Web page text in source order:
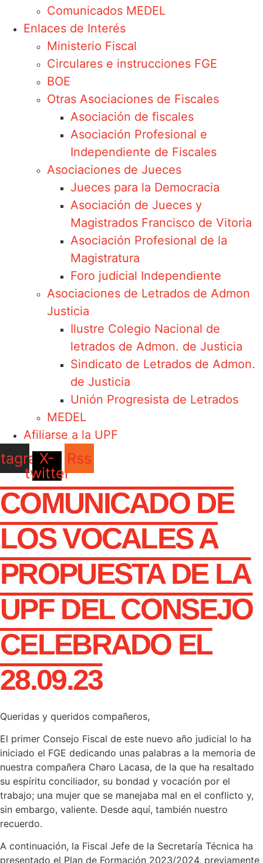
Comunicados MEDEL
Enlaces de Interés
Ministerio Fiscal
Circulares e instrucciones FGE
BOE
Otras Asociaciones de Fiscales
Asociación de fiscales
Asociación Profesional e
Independiente de Fiscales
Asociaciones de Jueces
Jueces para la Democracia
Asociación de Jueces y
Magistrados Francisco de Vitoria
Asociación Profesional de la
Magistratura
Foro judicial Independiente
Asociaciones de Letrados de Admon
Justicia
Ilustre Colegio Nacional de
letrados de Admon. de Justicia
Sindicato de Letrados de Admon.
de Justicia
Unión Progresista de Letrados
MEDEL
Afiliarse a la UPF
X-
twitter
Rss
COMUNICADO DE
LOS VOCALES A
PROPUESTA DE LA
UPF DEL CONSEJO
CELEBRADO EL
28.09.23
Queridas y queridos compañeros,
El primer Consejo Fiscal de este nuevo año judicial lo ha
iniciado el FGE dedicando unas palabras a la memoria de
nuestra compañera Charo Lacasa, de la que ha resaltado
su espíritu conciliador, su bondad y vocación por el
trabajo; una mujer que se manejaba mal en el conflicto y,
sin embargo, valiente. Desde aquí, también nuestro
recuerdo.
A continuación, la Fiscal Jefe de la Secretaría Técnica ha
presentado el Plan de Formación 2023/2024, previamente